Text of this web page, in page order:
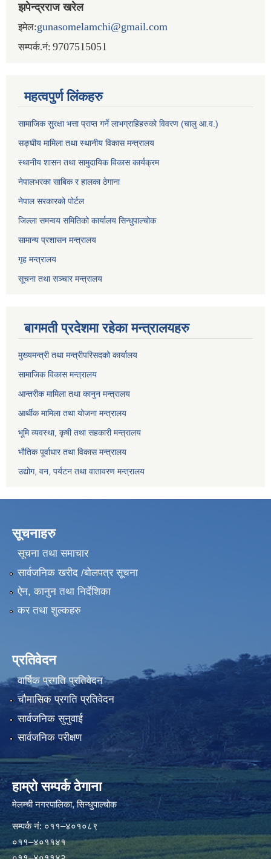
झपेन्द्रराज खरेल
इमेल:gunasomelamchi@gmail.com
सम्पर्क.नं: 9707515051
महत्वपुर्ण लिंकहरु
सामाजिक सुरक्षा भत्ता प्राप्त गर्ने लाभग्राहिहरुको विवरण (चालु आ.व.)
सङ्घीय मामिला तथा स्थानीय विकास मन्त्रालय
स्थानीय शासन तथा सामुदायिक विकास कार्यक्रम
नेपालभरका साबिक र हालका ठेगाना
नेपाल सरकारको पोर्टल
जिल्ला समन्वय समितिको कार्यालय सिन्धुपाल्चोक
सामान्य प्रशासन मन्त्रालय
गृह मन्त्रालय
सूचना तथा सञ्चार मन्त्रालय
बागमती प्रदेशमा रहेका मन्त्रालयहरु
मुख्यमन्त्री तथा मन्त्रीपरिसदको कार्यालय
सामाजिक विकास मन्त्रालय
आन्तरीक मामिला तथा कानुन मन्त्रालय
आर्थीक मामिला तथा योजना मन्त्रालय
भूमि व्यवस्था, कृषी तथा सहकारी मन्त्रालय
भौतिक पूर्वाधार तथा विकास मन्त्रालय
उद्योग, वन, पर्यटन तथा वातावरण मन्त्रालय
सूचनाहरु
सूचना तथा समाचार
सार्वजनिक खरीद /बोलपत्र सूचना
ऐन, कानुन तथा निर्देशिका
कर तथा शुल्कहरु
प्रतिवेदन
वार्षिक प्रगति प्रतिवेदन
चौमासिक प्रगति प्रतिवेदन
सार्वजनिक सुनुवाई
सार्वजनिक परीक्षण
हाम्रो सम्पर्क ठेगाना
मेलम्ची नगरपालिका‍, सिन्धुपाल्चोक
सम्पर्क न‌ं: ०११–४०१०८९
०११–४०११४१